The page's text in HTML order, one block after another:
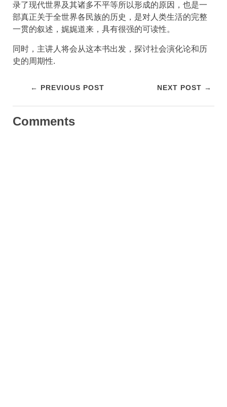
录了现代世界及其诸多不平等所以形成的原因，也是一
部真正关于全世界各民族的历史，是对人类生活的完整
一贯的叙述，娓娓道来，具有很强的可读性。
同时，主讲人将会从这本书出发，探讨社会演化论和历
史的周期性.
← PREVIOUS POST NEXT POST →
Comments